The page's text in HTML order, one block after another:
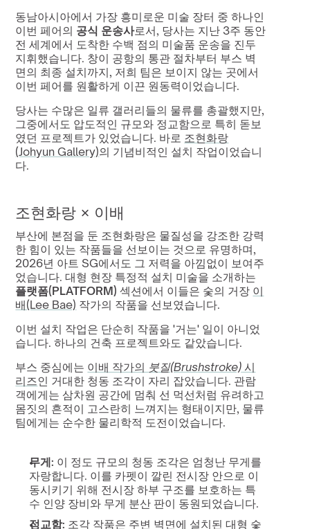
동남아시아에서 가장 흥미로운 미술 장터 중 하나인
이번 페어의 공식 운송사로서, 당사는 지난 3주 동안
전 세계에서 도착한 수백 점의 미술품 운송을 진두
지휘했습니다. 창이 공항의 통관 절차부터 부스 벽
면의 최종 설치까지, 저희 팀은 보이지 않는 곳에서
이번 페어를 원활하게 이끈 원동력이었습니다.
당사는 수많은 일류 갤러리들의 물류를 총괄했지만,
그중에서도 압도적인 규모와 정교함으로 특히 돋보
였던 프로젝트가 있었습니다. 바로 조현화랑
(Johyun Gallery)의 기념비적인 설치 작업이었습니
다.
조현화랑 × 이배
부산에 본점을 둔 조현화랑은 물질성을 강조한 강력
한 힘이 있는 작품들을 선보이는 것으로 유명하며,
2026년 아트 SG에서도 그 저력을 아낌없이 보여주
플랫폼(PLATFORM) 섹션에서 이들은 숯의 거장 이
배(Lee Bae) 작가의 작품을 선보였습니다.
이번 설치 작업은 단순히 작품을 '거는' 일이 아니었
습니다. 하나의 건축 프로젝트와도 같았습니다.
부스 중심에는 이배 작가의 붓질(Brushstroke) 시
리즈인 거대한 청동 조각이 자리 잡았습니다. 관람
객에게는 삼차원 공간에 멈춰 선 먹선처럼 유려하고
몸짓의 흔적이 고스란히 느껴지는 형태이지만, 물류
팀에게는 순수한 물리학적 도전이었습니다.
무게: 이 정도 규모의 청동 조각은 엄청난 무게를
자랑합니다. 이를 카펫이 깔린 전시장 안으로 이
동시키기 위해 전시장 하부 구조를 보호하는 특
수 인양 장비와 무게 분산 판이 동원되었습니다.
정교함: 조각 작품은 주변 벽면에 설치된 대형 숯